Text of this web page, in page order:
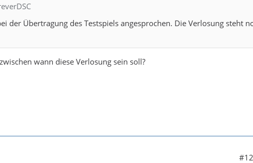
der Übertragung des Testspiels angesprochen. Die Verlosung steht
wann diese Verlosung sein soll?